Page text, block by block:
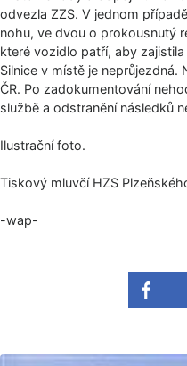
odvezla ZZS. V jednom
nohu, ve dvou o prokousnutý
které vozidlo patří, aby
Silnice v místě je neprůjezdná.
ČR. Po zadokumentování
službě a odstranění následků
Ilustrační foto.
Tiskový mluvčí HZS
-wap-